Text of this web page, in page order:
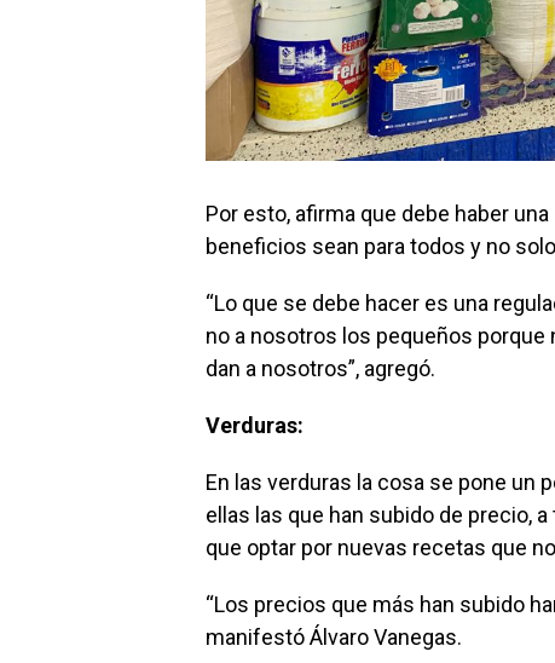
Por esto, afirma que debe haber
beneficios sean para todos y no
“Lo que se debe hacer es una
no a nosotros los pequeños
dan a nosotros”, agregó.
Verduras:
En las verduras la cosa se pone un
ellas las que han subido de precio,
que optar por nuevas recetas que
“Los precios que más han subido
manifestó Álvaro Vanegas.